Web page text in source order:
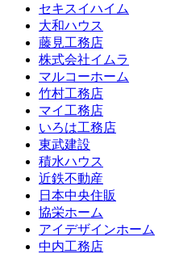
セキスイハイム
大和ハウス
藤見工務店
株式会社イムラ
マルコーホーム
竹村工務店
マイ工務店
いろは工務店
東武建設
積水ハウス
近鉄不動産
日本中央住販
協栄ホーム
アイデザインホーム
中内工務店